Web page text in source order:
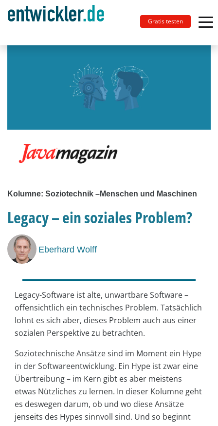
Gratis testen
Kolumne: Soziotechnik –Menschen und Maschinen
Legacy – ein soziales Problem?
Eberhard Wolff
Legacy-Software ist alte, unwartbare Software –
offensichtlich ein technisches Problem. Tatsächlich
lohnt es sich aber, dieses Problem auch aus einer
sozialen Perspektive zu betrachten.
Soziotechnische Ansätze sind im Moment ein Hype
in der Softwareentwicklung. Ein Hype ist zwar eine
Übertreibung – im Kern gibt es aber meistens
etwas Nützliches zu lernen. In dieser Kolumne geht
es deswegen darum, ob und wo diese Ansätze
jenseits des Hypes sinnvoll sind. Und so beginnt